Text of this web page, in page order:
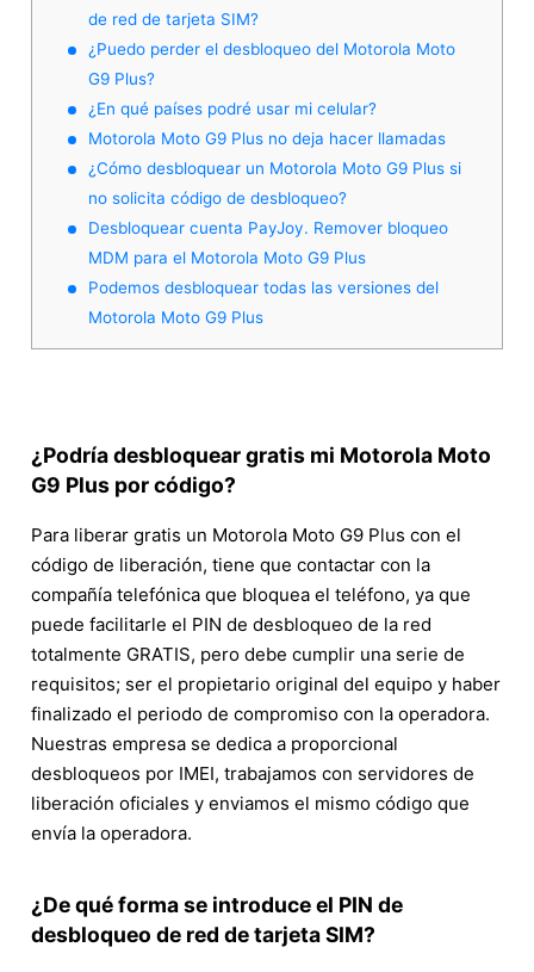
de red de tarjeta SIM?
¿Puedo perder el desbloqueo del Motorola Moto
G9 Plus?
¿En qué países podré usar mi celular?
Motorola Moto G9 Plus no deja hacer llamadas
¿Cómo desbloquear un Motorola Moto G9 Plus si
no solicita código de desbloqueo?
Desbloquear cuenta PayJoy. Remover bloqueo
MDM para el Motorola Moto G9 Plus
Podemos desbloquear todas las versiones del
Motorola Moto G9 Plus
¿Podría desbloquear gratis mi Motorola Moto
G9 Plus por código?
Para liberar gratis un Motorola Moto G9 Plus con el
código de liberación, tiene que contactar con la
compañía telefónica que bloquea el teléfono, ya que
puede facilitarle el PIN de desbloqueo de la red
totalmente GRATIS, pero debe cumplir una serie de
requisitos; ser el propietario original del equipo y haber
finalizado el periodo de compromiso con la operadora.
Nuestras empresa se dedica a proporcional
desbloqueos por IMEI, trabajamos con servidores de
liberación oficiales y enviamos el mismo código que
envía la operadora.
¿De qué forma se introduce el PIN de
desbloqueo de red de tarjeta SIM?